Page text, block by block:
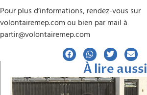
Pour plus d’informations, rendez-vous sur
volontairemep.com ou bien par mail à
partir@volontairemep.com
À lire aussi